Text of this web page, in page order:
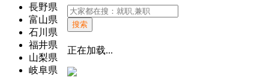
長野県
富山県
石川県
福井県
山梨県
岐阜県
搜索
正在加载...